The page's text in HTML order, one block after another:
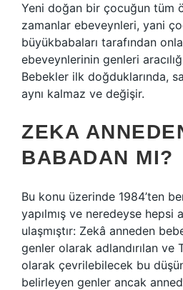
Yeni doğan bir çocuğun tüm
zamanlar ebeveynleri, yani
büyükbabaları tarafından
ebeveynlerinin genleri
Bebekler ilk doğduklarında,
aynı kalmaz ve değişir.
ZEKA
BABADAN MI?
Bu konu üzerinde 1984’ten
yapılmış ve neredeyse hepsi
ulaşmıştır: Zekâ anneden
genler olarak adlandırılan ve
olarak çevrilebilecek bu
belirleyen genler ancak